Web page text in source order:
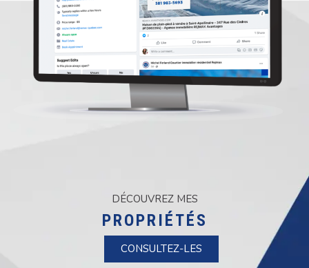
DÉCOUVREZ MES
PROPRIÉTÉS
CONSULTEZ-LES